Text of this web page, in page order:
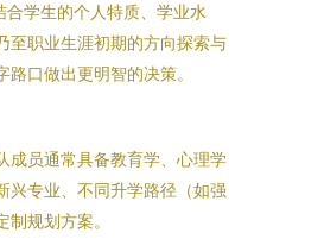
学生的个人特质、学业水
至职业生涯初期的方向探索与
口做出更明智的决策。
成员通常具备教育学、心理学
兴专业、不同升学路径（如强
规划方案。